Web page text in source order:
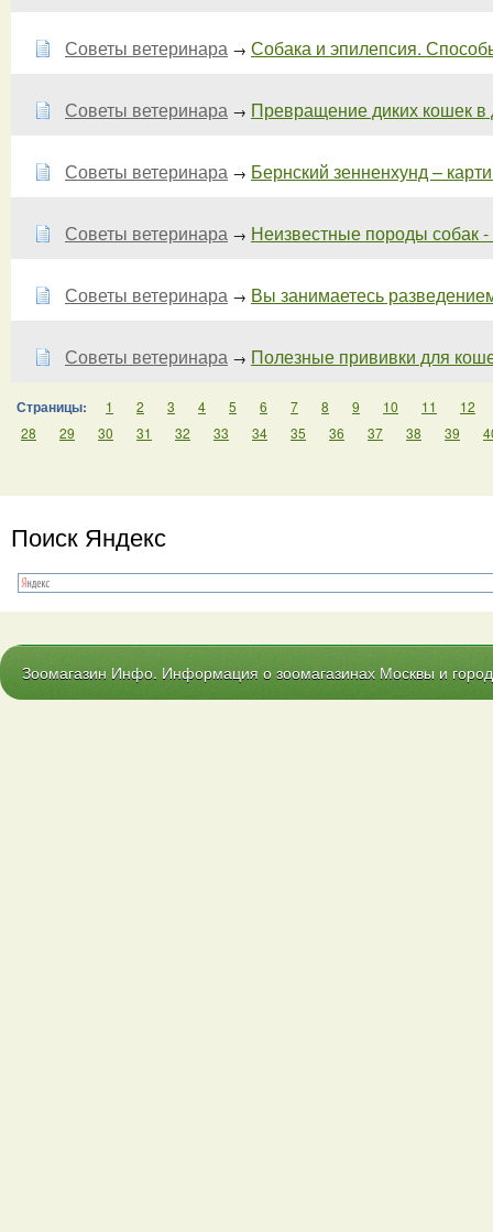
Советы ветеринара → Собака и эпилепсия.
Советы ветеринара → Превращение диких кошек
Советы ветеринара → Бернский зенненхунд –
Советы ветеринара → Неизвестные породы собак -
Советы ветеринара → Вы занимаетесь
Советы ветеринара → Полезные прививки для
Страницы: 1 2 3 4 5 6 7 8 9 10 11
12
28
29 30 31 32 33 34 35 36 37 38 39
Поиск Яндекс
Зоомагазин Инфо. Информация о зоомагазинах Москвы и